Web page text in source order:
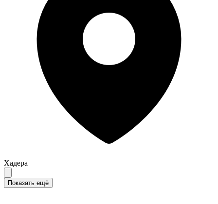
Хадера
Показать ещё